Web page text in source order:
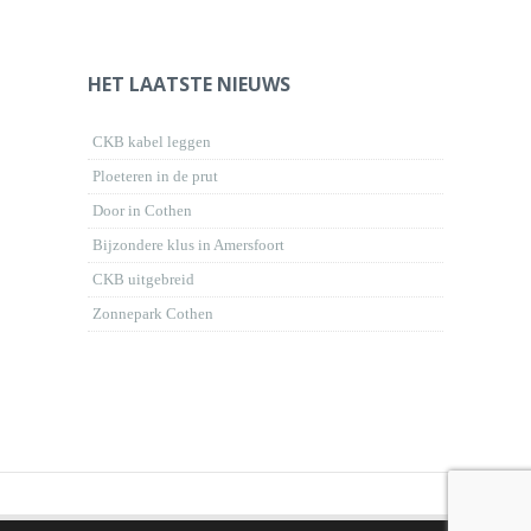
HET LAATSTE NIEUWS
CKB kabel leggen
Ploeteren in de prut
Door in Cothen
Bijzondere klus in Amersfoort
CKB uitgebreid
Zonnepark Cothen